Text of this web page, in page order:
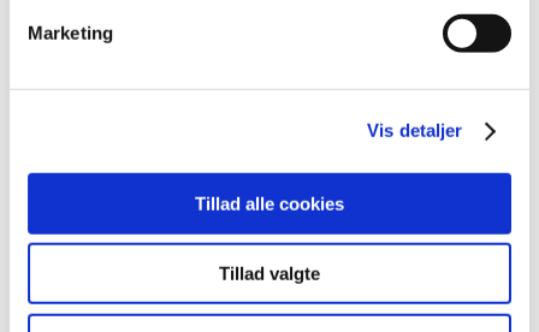
Marketing
Vis detaljer
Tillad alle cookies
Tillad valgte
2025 (158)
2024 (224)
2019 (159)
2017 (167)